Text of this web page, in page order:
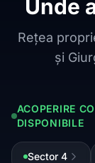
Unde
Rețea
și
ACOPERIRE
DISPONIBILE
Sector 4